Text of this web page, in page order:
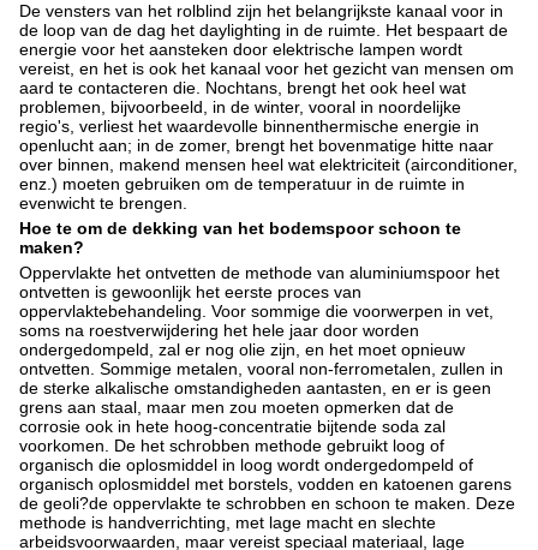
De vensters van het rolblind zijn het belangrijkste kanaal voor in
de loop van de dag het daylighting in de ruimte. Het bespaart de
energie voor het aansteken door elektrische lampen wordt
vereist, en het is ook het kanaal voor het gezicht van mensen om
aard te contacteren die. Nochtans, brengt het ook heel wat
problemen, bijvoorbeeld, in de winter, vooral in noordelijke
regio's, verliest het waardevolle binnenthermische energie in
openlucht aan; in de zomer, brengt het bovenmatige hitte naar
over binnen, makend mensen heel wat elektriciteit (airconditioner,
enz.) moeten gebruiken om de temperatuur in de ruimte in
evenwicht te brengen.
Hoe te om de dekking van het bodemspoor schoon te
maken?
Oppervlakte het ontvetten de methode van aluminiumspoor het
ontvetten is gewoonlijk het eerste proces van
oppervlaktebehandeling. Voor sommige die voorwerpen in vet,
soms na roestverwijdering het hele jaar door worden
ondergedompeld, zal er nog olie zijn, en het moet opnieuw
ontvetten. Sommige metalen, vooral non-ferrometalen, zullen in
de sterke alkalische omstandigheden aantasten, en er is geen
grens aan staal, maar men zou moeten opmerken dat de
corrosie ook in hete hoog-concentratie bijtende soda zal
voorkomen. De het schrobben methode gebruikt loog of
organisch die oplosmiddel in loog wordt ondergedompeld of
organisch oplosmiddel met borstels, vodden en katoenen garens
de geoli?de oppervlakte te schrobben en schoon te maken. Deze
methode is handverrichting, met lage macht en slechte
arbeidsvoorwaarden, maar vereist speciaal materiaal, lage